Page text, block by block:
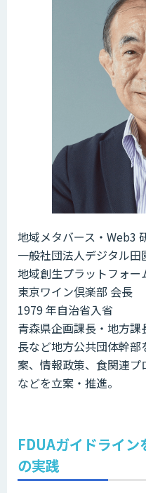
地域メタバース・Web3
一般社団法人デジタル
地域創生プラットフォー
東京ワイン倶楽部 会長
1979 年自治省入省
青森県企画課長・地方
長など地方公共団体幹
案、情報政策、食関連
などを立案・推進。
FDUAガイドライ
の実践